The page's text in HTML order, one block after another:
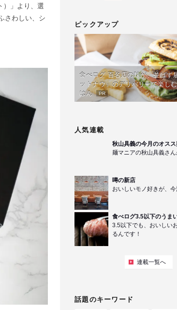
）」より、選
さわしい、シ
ピックアップ
食べログ 百名店の味が、並ばず
ットナウ」のデリバリーで楽し
はん
PR
人気連載
秋山具義の今月のオス
麺マニアの秋山具義さ
噂の新店
おいしいモノ好きが、
食べログ3.5以下のうま
3.5以下でも、おいしい
るんです！
連載一覧へ
話題のキーワード